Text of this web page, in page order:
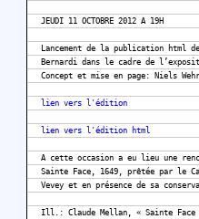
JEUDI 11 OCTOBRE 2012 A 19H
Lancement de la publication html
Bernardi dans le cadre de
Concept et mise en page: Niels
lien vers l'édition
lien vers l'édition html
A cette occasion a eu lieu une
Sainte Face, 1649, prêtée par le
Vevey et en présence de sa
Ill.: Claude Mellan, « Sainte